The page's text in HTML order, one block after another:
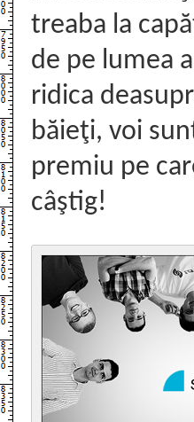
treaba la
de pe lumea
ridica
băieţi, voi
premiu pe
câştig!